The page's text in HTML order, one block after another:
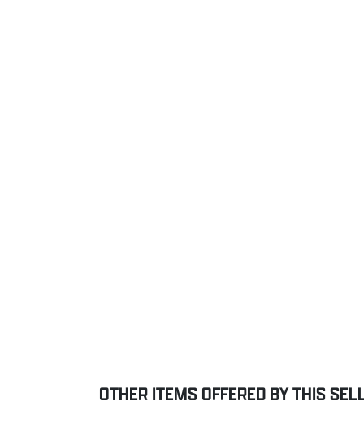
OTHER ITEMS OFFERED BY THIS